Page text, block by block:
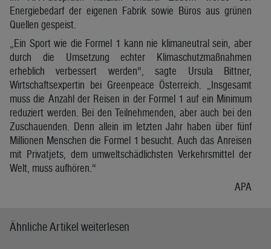
Energiebedarf der eigenen Fabrik sowie Büros aus grünen
Quellen gespeist.
„Ein Sport wie die Formel 1 kann nie klimaneutral sein, aber
durch die Umsetzung echter Klimaschutzmaßnahmen
erheblich verbessert werden“, sagte Ursula Bittner,
Wirtschaftsexpertin bei Greenpeace Österreich. „Insgesamt
muss die Anzahl der Reisen in der Formel 1 auf ein Minimum
reduziert werden. Bei den Teilnehmenden, aber auch bei den
Zuschauenden. Denn allein im letzten Jahr haben über fünf
Millionen Menschen die Formel 1 besucht. Auch das Anreisen
mit Privatjets, dem umweltschädlichsten Verkehrsmittel der
Welt, muss aufhören.“
APA
Ähnliche Artikel weiterlesen